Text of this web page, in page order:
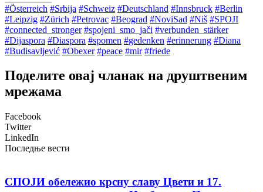
#Österreich #Srbija #Schweiz #Deutschland #Innsbruck #Berlin
#Leipzig #Zürich #Petrovac #Beograd #NoviSad #Niš #SPOJI
#connected_stronger #spojeni_smo_jači #verbunden_stärker
#Dijaspora #Diaspora #spomen #gedenken #erinnerung #Diana
#Budisavljević #Obexer #peace #mir #friede
Поделите овај чланак на друштвеним
мрежама
Facebook
Twitter
LinkedIn
Последње вести
СПОЈИ обележио крсну славу Цвети и 17.